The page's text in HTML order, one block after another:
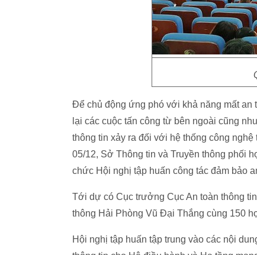
Để chủ động ứng phó với khả năng mất an
lại các cuộc tấn công từ bên ngoài cũng
thông tin xảy ra đối với hệ thống công
05/12, Sở Thông tin và Truyền thông phối
chức Hội nghị tập huấn công tác đảm bảo
Tới dự có Cục trưởng Cục An toàn thông
thông Hải Phòng Vũ Đại Thắng cùng 150
Hội nghị tập huấn tập trung vào các nội